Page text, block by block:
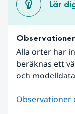
Lär
Alla orter har
beräknas ett
och
Observationer